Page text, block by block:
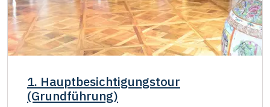
1. Hauptbesichtigungstour
(Grundführung)